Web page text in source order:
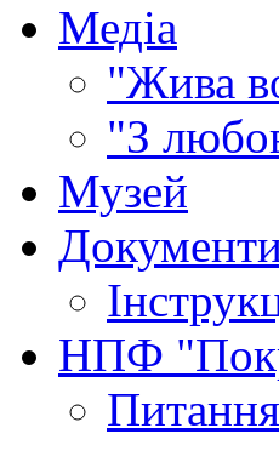
Медіа
"Жива
"З
Музей
НПФ